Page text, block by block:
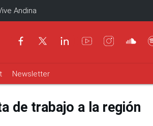
Andina
Newsletter
de trabajo a la región